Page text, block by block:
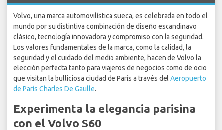
Volvo, una marca automovilística sueca, es celebrada en todo el
mundo por su distintiva combinación de diseño escandinavo
clásico, tecnología innovadora y compromiso con la seguridad.
Los valores fundamentales de la marca, como la calidad, la
seguridad y el cuidado del medio ambiente, hacen de Volvo la
elección perfecta tanto para viajeros de negocios como de ocio
que visitan la bulliciosa ciudad de París a través del Aeropuerto
de París Charles De Gaulle.
Experimenta la elegancia parisina
con el Volvo S60